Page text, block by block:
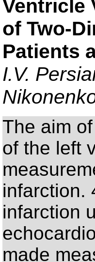
Ventricle
of Two-
Patients
I.V.
The aim
of the left
infarction.
infarction
made